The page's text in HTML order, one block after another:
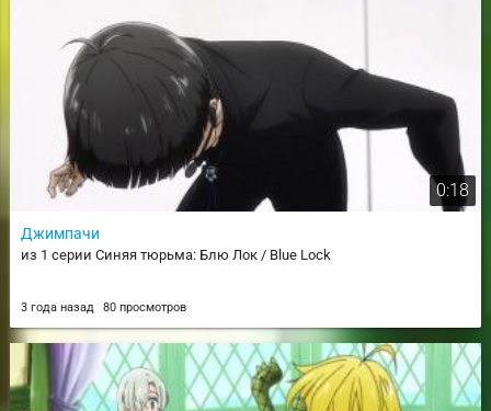
0:18
Джимпачи
из 1 серии Синяя тюрьма: Блю Лок / Blue Lock
3 года назад 80 просмотров